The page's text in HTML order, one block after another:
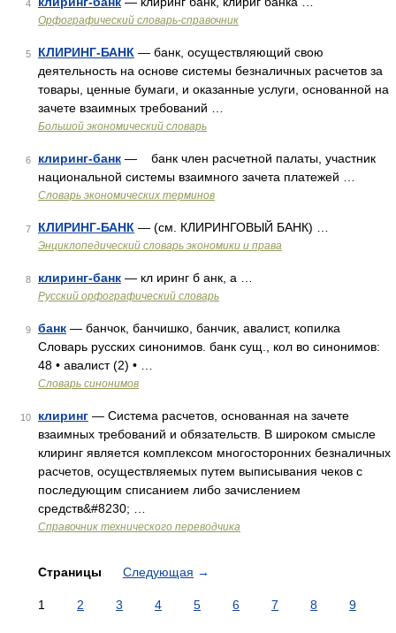
4
Орфографический словарь-справочник
5 КЛИРИНГ-БАНК — банк, осуществляющий свою
деятельность на основе системы безналичных расчетов за
товары, ценные бумаги, и оказанные услуги, основанной на
зачете взаимных требований …
Большой экономический словарь
6 клиринг-банк — банк член расчетной палаты, участник
национальной системы взаимного зачета платежей …
Словарь экономических терминов
7 КЛИРИНГ-БАНК — (см. КЛИРИНГОВЫЙ БАНК) …
Энциклопедический словарь экономики и права
8 клиринг-банк — кл иринг б анк, а …
Русский орфографический словарь
9 банк — банчок, банчишко, банчик, авалист, копилка
Словарь русских синонимов. банк сущ., кол во синонимов:
48 • авалист (2) • …
Словарь синонимов
10 клиринг — Система расчетов, основанная на зачете
взаимных требований и обязательств. В широком смысле
клиринг является комплексом многосторонних безналичных
расчетов, осуществляемых путем выписывания чеков с
последующим списанием либо зачислением
средств&#8230; …
Справочник технического переводчика
Страницы Следующая →
1 2 3 4 5 6 7 8 9